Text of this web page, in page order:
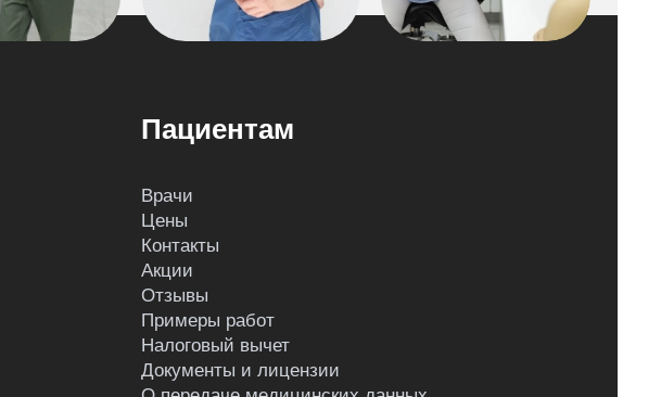
Пациентам
Врачи
Цены
Контакты
Акции
Отзывы
Примеры работ
Налоговый вычет
Документы и лицензии